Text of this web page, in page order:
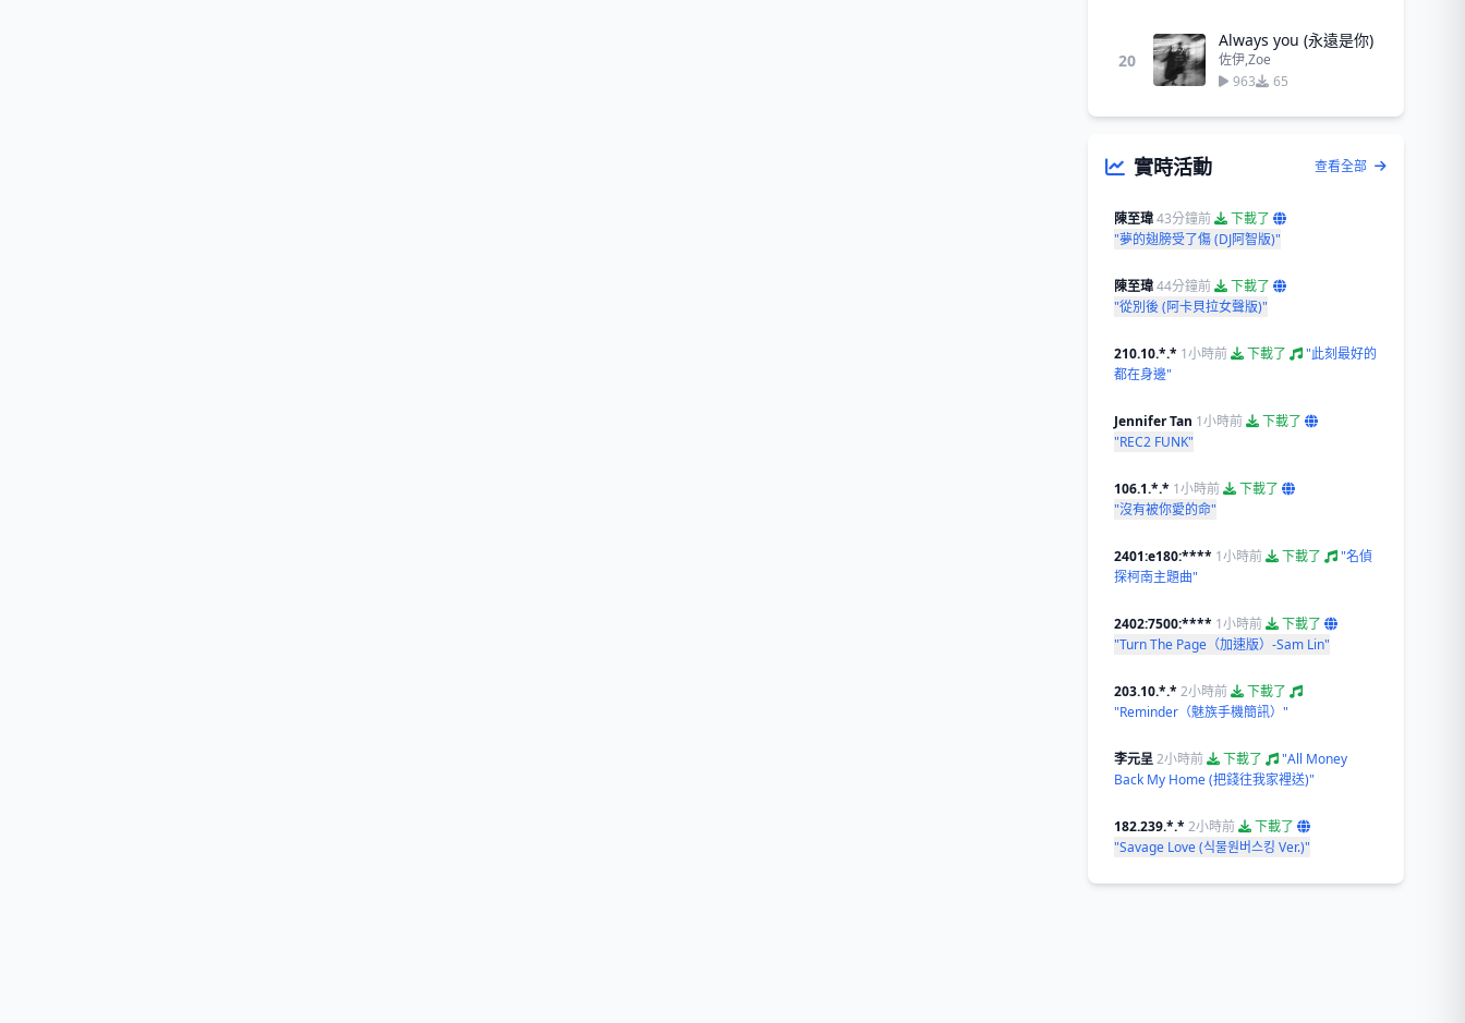
20
Always you (永遠是你)
佐伊,Zoe
963
65
實時活動 查看全部
陳至瑋43分鐘前
下載了
"夢的翅膀受了傷 (DJ阿智版)"
陳至瑋44分鐘前
下載了
"從別後 (阿卡貝拉女聲版)"
210.10.*.* 1小時前 下載了
"此刻最好的
都在身邊"
Jennifer Tan 1小時前
下載了
"REC2 FUNK"
106.1.*.* 1小時前
下載了
"沒有被你愛的命"
2401:e180:**** 1小時前 下載了
"名偵
探柯南主題曲"
2402:7500:**** 1小時前
下載了
"Turn The Page（加速版）-Sam Lin"
203.10.*.* 2小時前
下載了
"Reminder（魅族手機簡訊）"
李元呈2小時前 下載了
"All Money
Back My Home (把錢往我家裡送)"
182.239.*.* 2小時前
下載了
"Savage Love (식물원버스킹 Ver.)"